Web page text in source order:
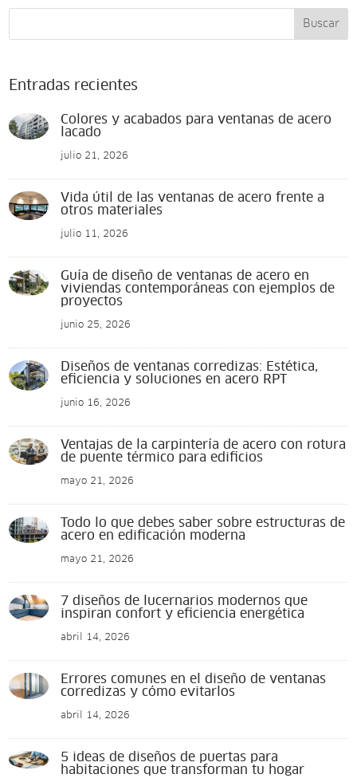
Buscar
Entradas recientes
Colores y acabados para ventanas de acero
lacado
julio 21, 2026
Vida útil de las ventanas de acero frente a
otros materiales
julio 11, 2026
Guía de diseño de ventanas de acero en
viviendas contemporáneas con ejemplos de
proyectos
junio 25, 2026
Diseños de ventanas corredizas: Estética,
eficiencia y soluciones en acero RPT
junio 16, 2026
Ventajas de la carpintería de acero con rotura
de puente térmico para edificios
mayo 21, 2026
Todo lo que debes saber sobre estructuras de
acero en edificación moderna
mayo 21, 2026
7 diseños de lucernarios modernos que
inspiran confort y eficiencia energética
abril 14, 2026
Errores comunes en el diseño de ventanas
corredizas y cómo evitarlos
abril 14, 2026
5 ideas de diseños de puertas para
habitaciones que transforman tu hogar